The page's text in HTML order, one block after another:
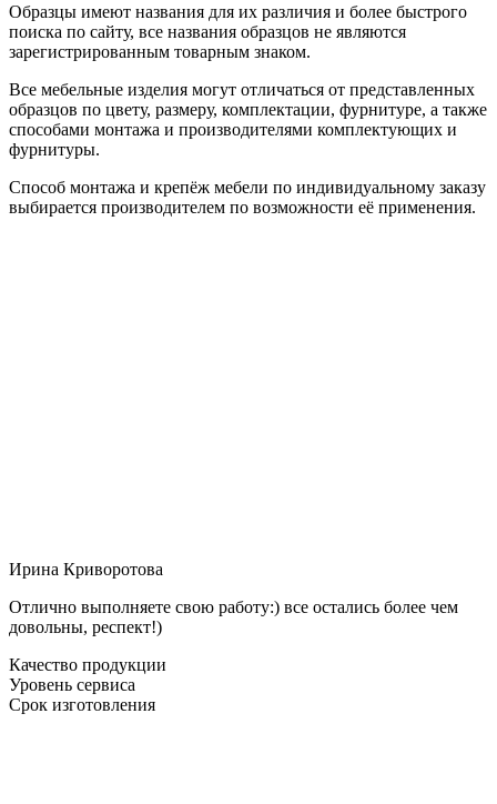
Образцы имеют названия для их различия и более быстрого
поиска по сайту, все названия образцов не являются
зарегистрированным товарным знаком.
Все мебельные изделия могут отличаться от представленных
образцов по цвету, размеру, комплектации, фурнитуре, а также
способами монтажа и производителями комплектующих и
фурнитуры.
Способ монтажа и крепёж мебели по индивидуальному заказу
выбирается производителем по возможности её применения.
Ирина Криворотова
Отлично выполняете свою работу:) все остались более чем
довольны, респект!)
Качество продукции
Уровень сервиса
Срок изготовления